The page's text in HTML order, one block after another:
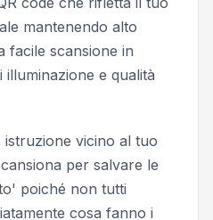
mantenendo alto
facile scansione in
illuminazione e qualità
vicino al tuo
per salvare le
poiché non tutti
cosa fanno i